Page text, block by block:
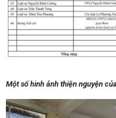
Một số hình ảnh thiện nguyện